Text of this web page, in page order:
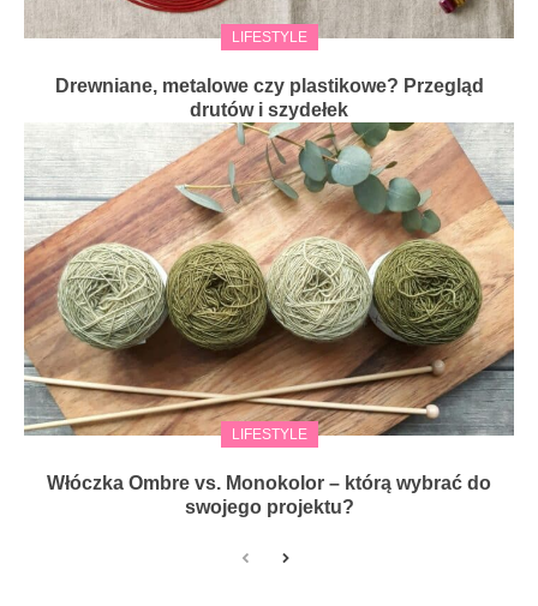
LIFESTYLE
Drewniane, metalowe czy plastikowe? Przegląd
drutów i szydełek
LIFESTYLE
Włóczka Ombre vs. Monokolor – którą wybrać do
swojego projektu?